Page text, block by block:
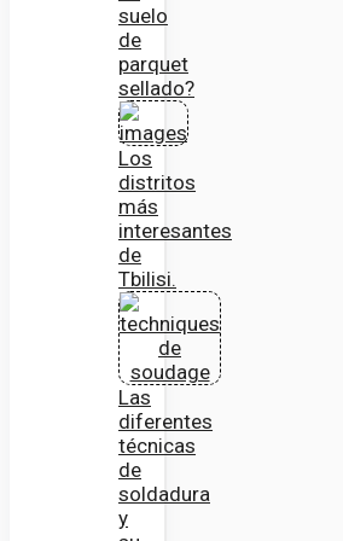
suelo
de
parquet
sellado?
Los
distritos
más
interesantes
de
Tbilisi.
Las
diferentes
técnicas
de
soldadura
y